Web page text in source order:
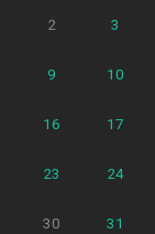
2 3
9 10
16 17
23 24
30 31